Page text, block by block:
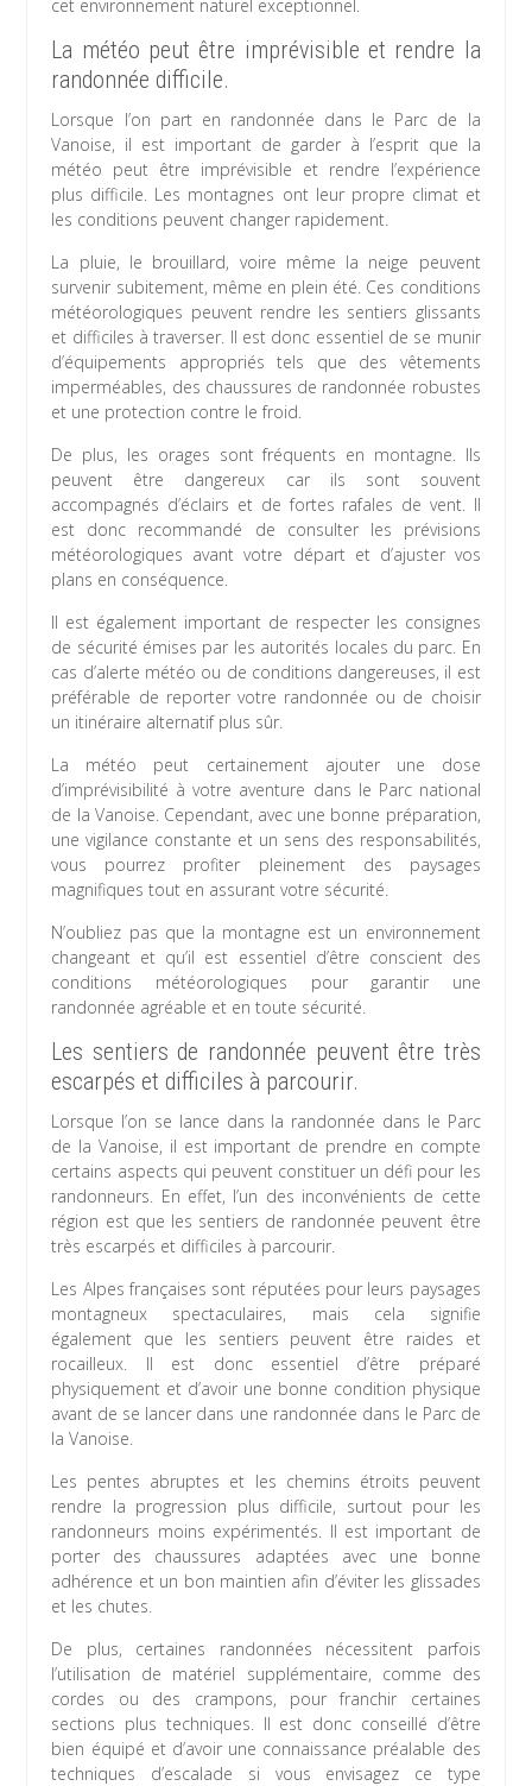
cet environnement naturel exceptionnel.
La météo peut être imprévisible et rendre la
randonnée difficile.
Lorsque l’on part en randonnée dans le Parc de la
Vanoise, il est important de garder à l’esprit que la
météo peut être imprévisible et rendre l’expérience
plus difficile. Les montagnes ont leur propre climat et
les conditions peuvent changer rapidement.
La pluie, le brouillard, voire même la neige peuvent
survenir subitement, même en plein été. Ces conditions
météorologiques peuvent rendre les sentiers glissants
et difficiles à traverser. Il est donc essentiel de se munir
d’équipements appropriés tels que des vêtements
imperméables, des chaussures de randonnée robustes
et une protection contre le froid.
De plus, les orages sont fréquents en montagne. Ils
peuvent être dangereux car ils sont souvent
accompagnés d’éclairs et de fortes rafales de vent. Il
est donc recommandé de consulter les prévisions
météorologiques avant votre départ et d’ajuster vos
plans en conséquence.
Il est également important de respecter les consignes
de sécurité émises par les autorités locales du parc. En
cas d’alerte météo ou de conditions dangereuses, il est
préférable de reporter votre randonnée ou de choisir
un itinéraire alternatif plus sûr.
La météo peut certainement ajouter une dose
d’imprévisibilité à votre aventure dans le Parc national
de la Vanoise. Cependant, avec une bonne préparation,
une vigilance constante et un sens des responsabilités,
vous pourrez profiter pleinement des paysages
magnifiques tout en assurant votre sécurité.
N’oubliez pas que la montagne est un environnement
changeant et qu’il est essentiel d’être conscient des
conditions météorologiques pour garantir une
randonnée agréable et en toute sécurité.
Les sentiers de randonnée peuvent être très
escarpés et difficiles à parcourir.
Lorsque l’on se lance dans la randonnée dans le Parc
de la Vanoise, il est important de prendre en compte
certains aspects qui peuvent constituer un défi pour les
randonneurs. En effet, l’un des inconvénients de cette
région est que les sentiers de randonnée peuvent être
très escarpés et difficiles à parcourir.
Les Alpes françaises sont réputées pour leurs paysages
montagneux spectaculaires, mais cela signifie
également que les sentiers peuvent être raides et
rocailleux. Il est donc essentiel d’être préparé
physiquement et d’avoir une bonne condition physique
avant de se lancer dans une randonnée dans le Parc de
la Vanoise.
Les pentes abruptes et les chemins étroits peuvent
rendre la progression plus difficile, surtout pour les
randonneurs moins expérimentés. Il est important de
porter des chaussures adaptées avec une bonne
adhérence et un bon maintien afin d’éviter les glissades
et les chutes.
De plus, certaines randonnées nécessitent parfois
l’utilisation de matériel supplémentaire, comme des
cordes ou des crampons, pour franchir certaines
sections plus techniques. Il est donc conseillé d’être
bien équipé et d’avoir une connaissance préalable des
techniques d’escalade si vous envisagez ce type